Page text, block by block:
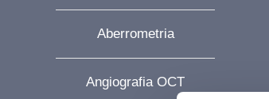
Aberrometria
Angiografia OCT